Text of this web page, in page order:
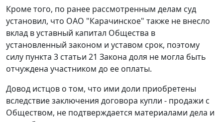
Кроме того, по ранее рассмотренным делам суд
установил, что ОАО "Карачинское" также не внесло
вклад в уставный капитал Общества в
установленный законом и уставом срок, поэтому
силу пункта 3 статьи 21 Закона доля не могла быть
отчуждена участником до ее оплаты.
Довод истцов о том, что ими доли приобретены
вследствие заключения договора купли - продажи с
Обществом, не подтверждается материалами дела и